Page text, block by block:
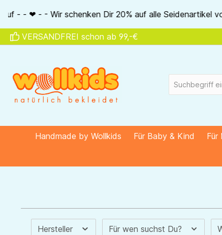
Zur Hauptnavigation springen
von Akena - - ❤ - - 20% auf ALLE unsere
VERSANDFREI schon ab 99,-€
Handmade by Wollkids Für Baby & Kind Für
Hersteller Für wen suchst Du?